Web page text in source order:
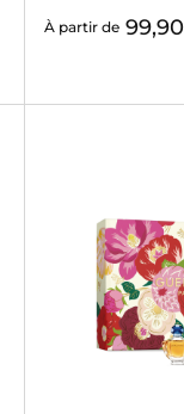
À partir de